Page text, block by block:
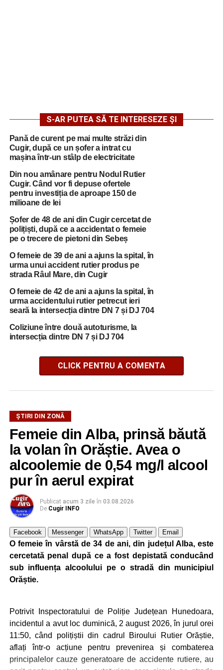
S-AR PUTEA SĂ TE INTERESEZE ȘI
Pană de curent pe mai multe străzi din
Cugir, după ce un șofer a intrat cu
mașina într-un stâlp de electricitate
Din nou amânare pentru Nodul Rutier
Cugir. Când vor fi depuse ofertele
pentru investiția de aproape 150 de
milioane de lei
Șofer de 48 de ani din Cugir cercetat de
polițiști, după ce a accidentat o femeie
pe o trecere de pietoni din Sebeș
O femeie de 39 de ani a ajuns la spital, în
urma unui accident rutier produs pe
strada Râul Mare, din Cugir
O femeie de 42 de ani a ajuns la spital, în
urma accidentului rutier petrecut ieri
seară la intersecția dintre DN 7 și DJ 704
Coliziune între două autoturisme, la
intersecția dintre DN 7 și DJ 704
CLICK PENTRU A COMENTA
ŞTIRI DIN ZONĂ
Femeie din Alba, prinsă băută
la volan în Orăștie. Avea o
alcoolemie de 0,54 mg/l alcool
pur în aerul expirat
Publicat acum 3 zile în 03.08.2026
De Cugir INFO
Facebook Messenger WhatsApp Twitter Email
O femeie în vârstă de 34 de ani, din județul Alba, este
cercetată penal după ce a fost depistată conducând
sub influența alcoolului pe o stradă din municipiul
Orăștie.
Potrivit Inspectoratului de Poliție Județean Hunedoara,
incidentul a avut loc duminică, 2 august 2026, în jurul orei
11:50, când polițiștii din cadrul Biroului Rutier Orăștie,
aflați într-o acțiune pentru prevenirea și combaterea
principalelor cauze generatoare de accidente rutiere, au